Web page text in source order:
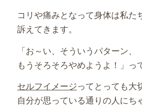
コリや痛みとなって身体は私た
訴えてきます。
「お～い、そういうパターン、
もうそろそろやめようよ！」っ
セルフイメージってとっても大
自分が思っている通りの人にち